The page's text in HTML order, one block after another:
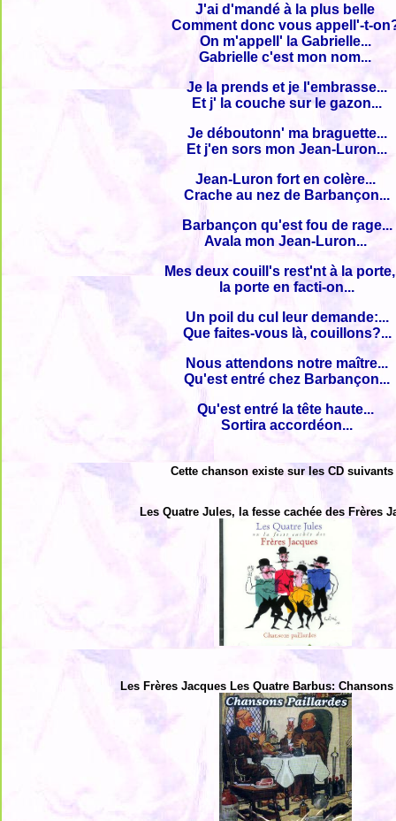
J'ai d'mandé à la plus belle
Comment donc vous appell'-t-
On m'appell' la Gabrielle...
Gabrielle c'est mon nom...
Je la prends et je l'embrasse...
Et j' la couche sur le gazon...
Je déboutonn' ma braguette...
Et j'en sors mon Jean-Luron...
Jean-Luron fort en colère...
Crache au nez de Barbançon...
Barbançon qu'est fou de rage...
Avala mon Jean-Luron...
Mes deux couill's rest'nt à la
la porte en facti-on...
Un poil du cul leur demande:...
Que faites-vous là, couillons?...
Nous attendons notre maître...
Qu'est entré chez Barbançon...
Qu'est entré la tête haute...
Sortira accordéon...
Cette chanson existe sur les CD suivants
Les Quatre Jules, la fesse cachée des Frères
Les Frères Jacques Les Quatre Barbus: